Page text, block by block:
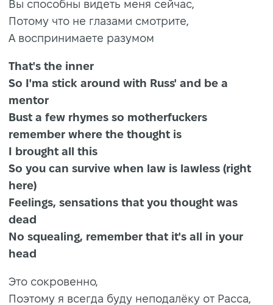
Вы способны видеть меня сейчас,
Потому что не глазами смотрите,
А воспринимаете разумом
That's the inner
So I'ma stick around with Russ' and be a
mentor
Bust a few rhymes so motherfuckers
remember where the thought is
I brought all this
So you can survive when law is lawless (right
here)
Feelings, sensations that you thought was
dead
No squealing, remember that it's all in your
head
Это сокровенно,
Поэтому я всегда буду неподалёку от Расса,